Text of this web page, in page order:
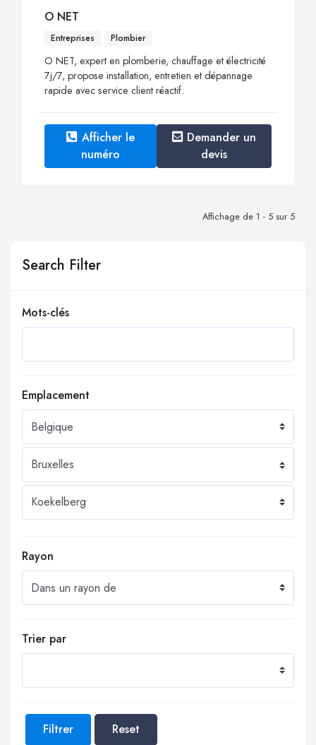
Search Filter
Mots-clés
Emplacement
Rayon
Trier par
Filtrer Reset
O NET
Entreprises Plombier
O NET, expert en plomberie, chauffage et électricité
7j/7, propose installation, entretien et dépannage
rapide avec service client réactif.
Afficher le
numéro
Demander un
devis
Affichage de 1 - 5 sur 5